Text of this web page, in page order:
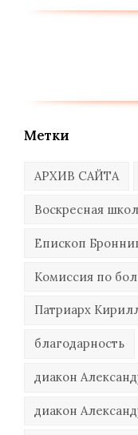
Метки
АРХИВ САЙТА
Воскресная
Епископ
Комиссия по
Патриарх
благодарность
диакон
диакон